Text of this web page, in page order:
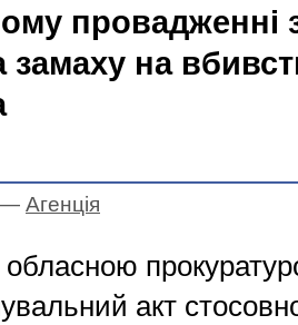
провадженні
замаху на
— Агенцiя
обласною
акт